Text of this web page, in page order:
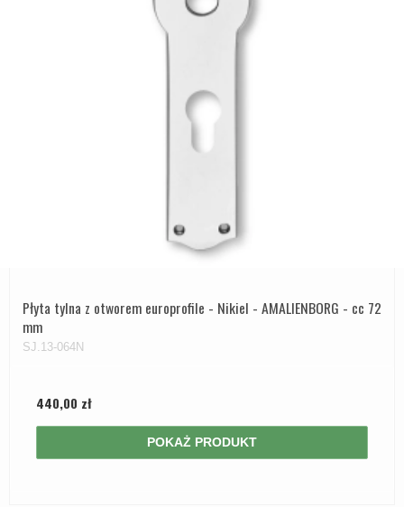
Płyta tylna z otworem europrofile - Nikiel - AMALIENBORG - cc 72
mm
SJ.13-064N
440,00 zł
POKAŻ PRODUKT